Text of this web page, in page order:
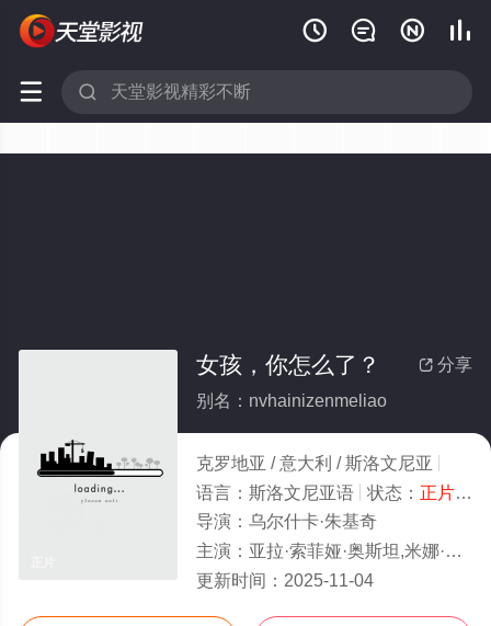
   
 
 分享
女孩，你怎么了？
别名：nvhainizenmeliao
克罗地亚 / 意大利 / 斯洛文尼亚
语言： 斯洛文尼亚语 状态： 正片/高清
导演： 乌尔什卡·朱基奇
主演： 亚拉·索菲娅·奥斯坦,米娜·什瓦伊格尔,萨萨·塔巴科维奇,娜塔莎·比尔格,马可·曼迪奇,Sasa,Pavcek,布兰科·扎
更新时间： 2025-11-04